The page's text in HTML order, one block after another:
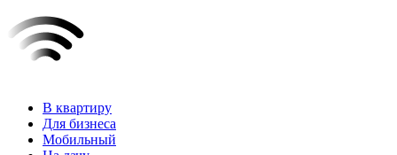
В квартиру
Для бизнеса
Мобильный